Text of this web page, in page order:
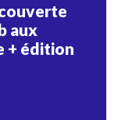
aux
+ édition